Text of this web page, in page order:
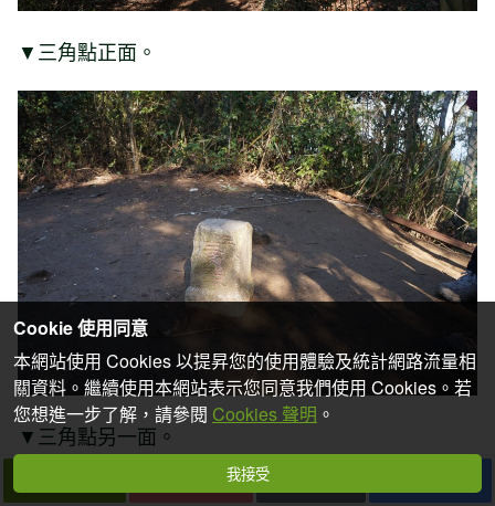
▼三角點正面。
▼三角點另一面。
Cookie 使用同意
本網站使用 Cookies 以提昇您的使用體驗及統計網路流量相
關資料。繼續使用本網站表示您同意我們使用 Cookies。若
您想進一步了解，請參閱 Cookies 聲明 。
我接受